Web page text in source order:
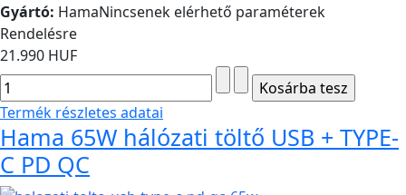
Gyártó: HamaNincsenek elérhető paraméterek
Rendelésre
21.990 HUF
Termék részletes adatai
Hama 65W hálózati töltő USB + TYPE-
C PD QC